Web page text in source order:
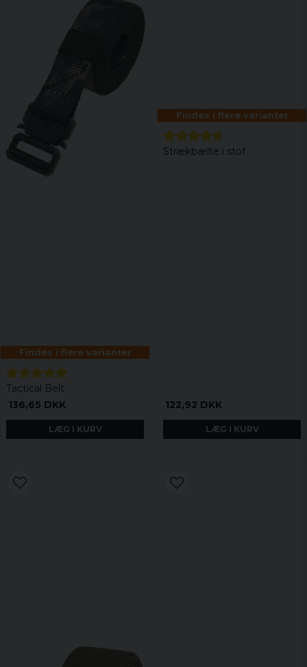
Findes i flere varianter
Tactical Belt
136,65 DKK
LÆG I KURV
Findes i flere varianter
Strækbælte i stof
122,92 DKK
LÆG I KURV